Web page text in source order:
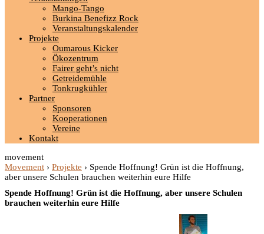
Mango-Tango
Burkina Benefizz Rock
Veranstaltungskalender
Projekte
Oumarous Kicker
Ökozentrum
Fairer geht’s nicht
Getreidemühle
Tonkrugkühler
Partner
Sponsoren
Kooperationen
Vereine
Kontakt
movement
Movement › Projekte › Spende Hoffnung! Grün ist die Hoffnung,
aber unsere Schulen brauchen weiterhin eure Hilfe
Spende Hoffnung! Grün ist die Hoffnung, aber unsere Schulen
brauchen weiterhin eure Hilfe